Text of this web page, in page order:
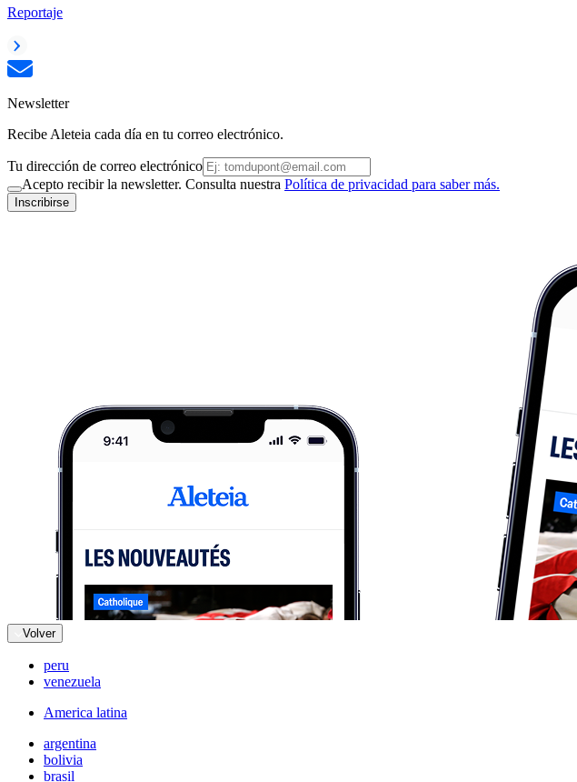
Reportaje
Newsletter
Recibe Aleteia cada día en tu correo electrónico.
Tu dirección de correo electrónico
Acepto recibir la newsletter. Consulta nuestra Política de privacidad para saber más.
Inscribirse
Volver
peru
venezuela
America latina
argentina
bolivia
brasil